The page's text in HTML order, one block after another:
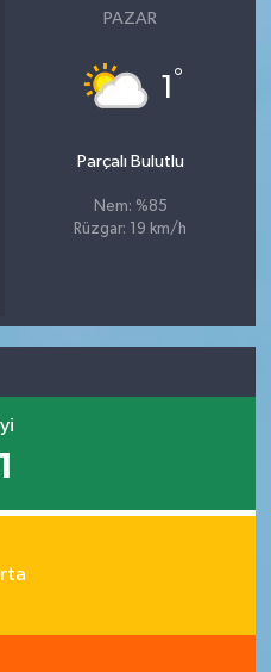
PAZAR
1 °
Parçalı Bulutlu
Nem: %85
Rüzgar: 19 km/h
İyi
1